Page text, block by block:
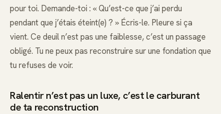
pour toi. Demande-toi : « Qu’est-ce que j’ai perdu
pendant que j’étais éteint(e) ? » Écris-le. Pleure si ça
vient. Ce deuil n’est pas une faiblesse, c’est un passage
obligé. Tu ne peux pas reconstruire sur une fondation que
tu refuses de voir.
Ralentir n’est pas un luxe, c’est le carburant
de ta reconstruction